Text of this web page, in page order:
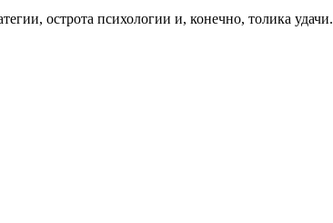
острота психологии и, конечно, толика удачи.